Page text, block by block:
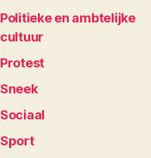
Politieke en ambtelijke
cultuur
Protest
Sneek
Sociaal
Sport